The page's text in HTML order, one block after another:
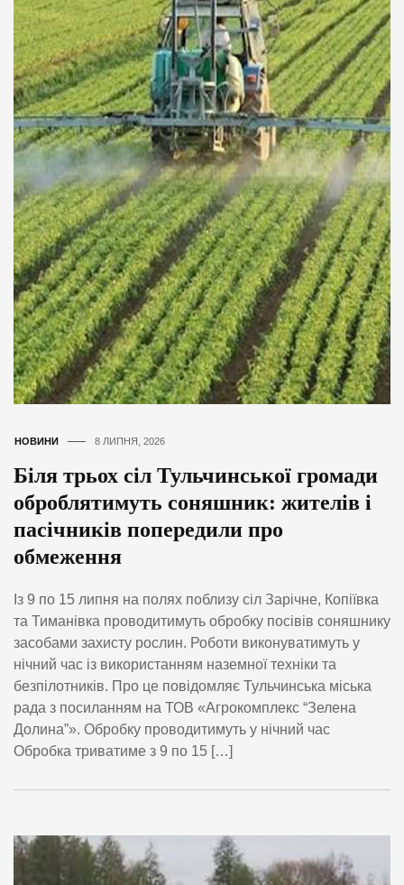
НОВИНИ 8 ЛИПНЯ, 2026
Біля трьох сіл Тульчинської громади
оброблятимуть соняшник: жителів і
пасічників попередили про
обмеження
Із 9 по 15 липня на полях поблизу сіл Зарічне, Копіївка
та Тиманівка проводитимуть обробку посівів соняшнику
засобами захисту рослин. Роботи виконуватимуть у
нічний час із використанням наземної техніки та
безпілотників. Про це повідомляє Тульчинська міська
рада з посиланням на ТОВ «Агрокомплекс “Зелена
Долина”». Обробку проводитимуть у нічний час
Обробка триватиме з 9 по 15 […]